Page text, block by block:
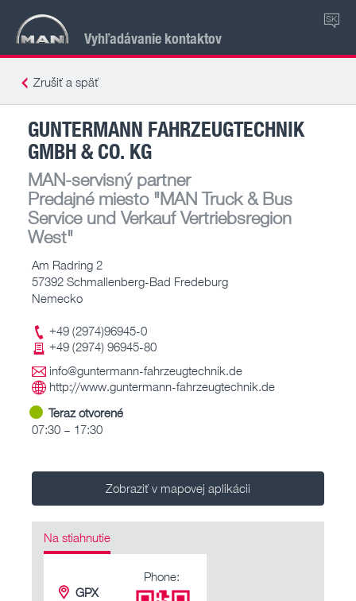
Vyhľadávanie kontaktov
SK
Zrušiť a späť
GUNTERMANN FAHRZEUGTECHNIK
GMBH & CO. KG
MAN-servisný partner
Predajné miesto"MAN Truck & Bus
Service und Verkauf Vertriebsregion
West"
Am Radring 2
57392 Schmallenberg-Bad Fredeburg
Nemecko
+49 (2974)96945-0
+49 (2974) 96945-80
info@guntermann-fahrzeugtechnik.de
http://www.guntermann-fahrzeugtechnik.de
Teraz otvorené
07:30 – 17:30
Zobraziť v mapovej aplikácii
Na stiahnutie
GPX
Phone: